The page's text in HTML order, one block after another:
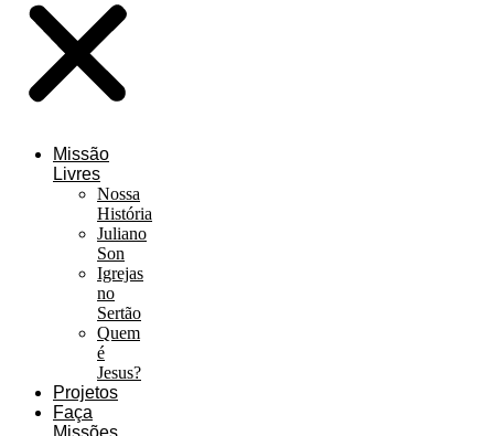
Missão
Livres
Nossa
História
Juliano
Son
Igrejas
no
Sertão
Quem
é
Jesus?
Projetos
Faça
Missões